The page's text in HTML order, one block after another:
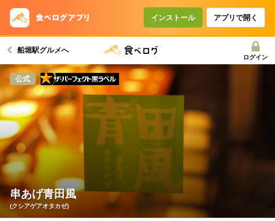
インストール アプリで開く
船堀駅グルメへ
ログイン
公式 ザ・パーフェクト黒ラベル
串あげ青田風
(クシアゲアオタカゼ)